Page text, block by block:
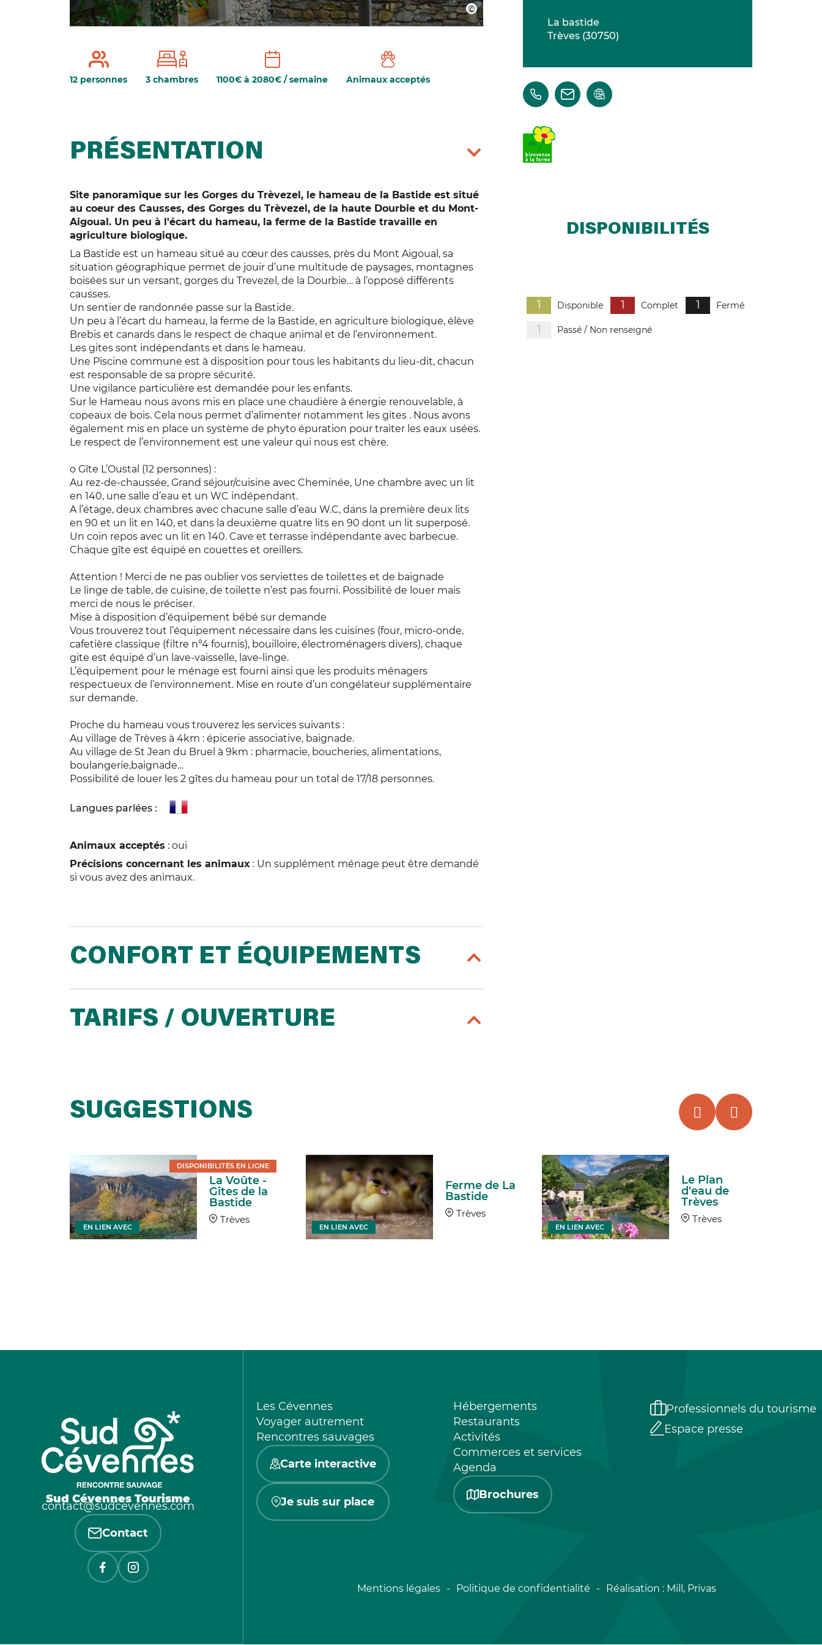
12 personnes 3 chambres 1100€ à 2080€ / semaine Animaux acceptés
PRÉSENTATION
Site panoramique sur les Gorges du Trèvezel, le hameau de la Bastide est situé
au coeur des Causses, des Gorges du Trèvezel, de la haute Dourbie et du Mont-
Aigoual. Un peu à l'écart du hameau, la ferme de la Bastide travaille en
agriculture biologique.
La Bastide est un hameau situé au cœur des causses, près du Mont Aigoual, sa
situation géographique permet de jouir d’une multitude de paysages, montagnes
boisées sur un versant, gorges du Trevezel, de la Dourbie… à l’opposé différents
causses.
Un sentier de randonnée passe sur la Bastide.
Un peu à l’écart du hameau, la ferme de la Bastide, en agriculture biologique, élève
Brebis et canards dans le respect de chaque animal et de l’environnement.
Les gites sont indépendants et dans le hameau.
Une Piscine commune est à disposition pour tous les habitants du lieu-dit, chacun
est responsable de sa propre sécurité.
Une vigilance particulière est demandée pour les enfants.
Sur le Hameau nous avons mis en place une chaudière à énergie renouvelable, à
copeaux de bois. Cela nous permet d’alimenter notamment les gites . Nous avons
également mis en place un système de phyto épuration pour traiter les eaux usées.
Le respect de l’environnement est une valeur qui nous est chère.
o Gîte L’Oustal (12 personnes) :
Au rez-de-chaussée, Grand séjour/cuisine avec Cheminée, Une chambre avec un lit
en 140, une salle d’eau et un WC indépendant.
A l’étage, deux chambres avec chacune salle d’eau W.C, dans la première deux lits
en 90 et un lit en 140, et dans la deuxième quatre lits en 90 dont un lit superposé.
Un coin repos avec un lit en 140. Cave et terrasse indépendante avec barbecue.
Chaque gîte est équipé en couettes et oreillers.
Attention ! Merci de ne pas oublier vos serviettes de toilettes et de baignade
Le linge de table, de cuisine, de toilette n’est pas fourni. Possibilité de louer mais
merci de nous le préciser.
Mise à disposition d’équipement bébé sur demande
Vous trouverez tout l’équipement nécessaire dans les cuisines (four, micro-onde,
cafetière classique (filtre n°4 fournis), bouilloire, électroménagers divers), chaque
gite est équipé d’un lave-vaisselle, lave-linge.
L’équipement pour le ménage est fourni ainsi que les produits ménagers
respectueux de l’environnement. Mise en route d’un congélateur supplémentaire
sur demande.
Proche du hameau vous trouverez les services suivants :
Au village de Trèves à 4km : épicerie associative, baignade.
Au village de St Jean du Bruel à 9km : pharmacie, boucheries, alimentations,
boulangerie,baignade…
Possibilité de louer les 2 gîtes du hameau pour un total de 17/18 personnes.
Langues parlées :
Animaux acceptés : oui
Précisions concernant les animaux : Un supplément ménage peut être demandé
si vous avez des animaux.
CONFORT ET ÉQUIPEMENTS
TARIFS / OUVERTURE
La bastide
Trèves (30750)
DISPONIBILITÉS
1 Disponible 1 Complet 1 Fermé
1 Passé / Non renseigné
SUGGESTIONS
La Voûte -
Gîtes de la
Bastide
Trèves
DISPONIBILITÉS EN LIGNE
EN LIEN AVEC
Ferme de La
Bastide
Trèves
EN LIEN AVEC
Le Plan
d'eau de
Trèves
Trèves
EN LIEN AVEC
Sud Cévennes Tourisme
contact@sudcevennes.com
Contact
Les Cévennes
Voyager autrement
Rencontres sauvages
Carte interactive
Je suis sur place
Hébergements
Restaurants
Activités
Commerces et services
Agenda
Brochures
Professionnels du tourisme
Espace presse
Mentions légales Politique de confidentialité Réalisation : Mill, Privas